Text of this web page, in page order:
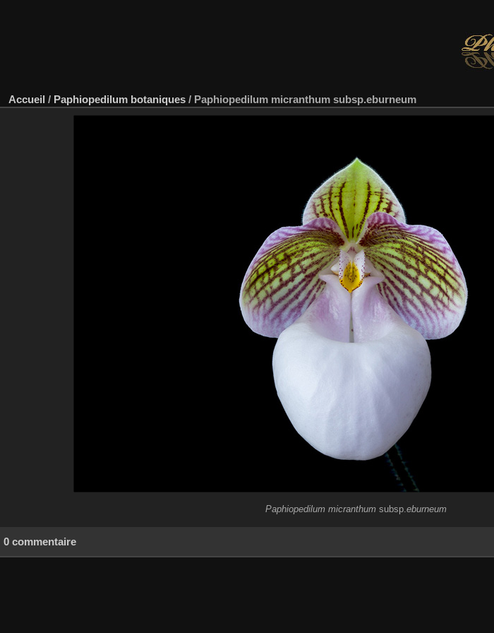
Accueil / Paphiopedilum botaniques / Paphiopedilum micranthum subsp.eburneum
Paphiopedilum micranthum subsp. eburneum
0 commentaire